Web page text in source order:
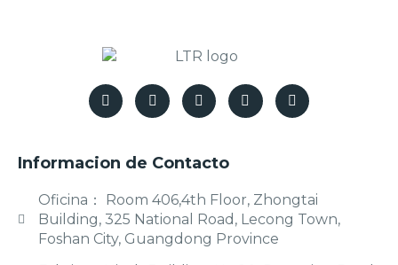
Informacion de Contacto
Oficina： Room 406,4th Floor, Zhongtai
Building, 325 National Road, Lecong Town,
Foshan City, Guangdong Province